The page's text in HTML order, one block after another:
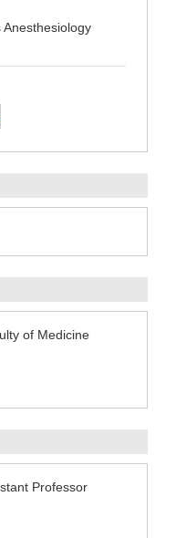
of Medicine
Professor